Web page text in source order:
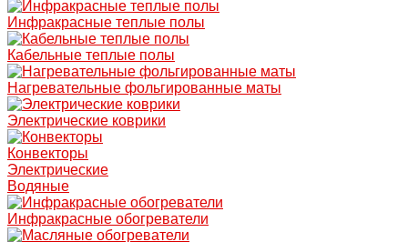
Инфракрасные теплые полы
Кабельные теплые полы
Нагревательные фольгированные маты
Электрические коврики
Конвекторы
Электрические
Водяные
Инфракрасные обогреватели